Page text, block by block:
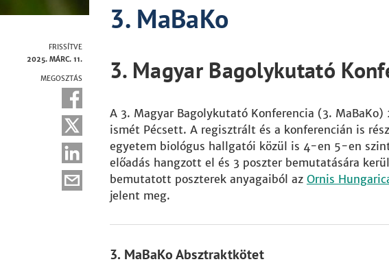
FRISSÍTVE
2025. MÁRC. 11.
MEGOSZTÁS
3. MaBaKo
3. Magyar Bagolykutató
A 3. Magyar Bagolykutató Konferencia (3.
ismét Pécsett. A regisztrált és a konferencián is
egyetem biológus hallgatói közül is 4-en 5-en
előadás hangzott el és 3 poszter bemutatására
bemutatott poszterek anyagaiból az Ornis
jelent meg.
3. MaBaKo Absztraktkötet